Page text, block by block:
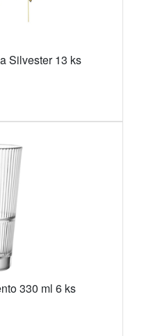
Silvester 13 ks
330 ml 6 ks